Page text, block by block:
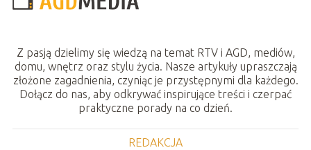
Z pasją dzielimy się wiedzą na temat RTV i AGD, mediów,
domu, wnętrz oraz stylu życia. Nasze artykuły upraszczają
złożone zagadnienia, czyniąc je przystępnymi dla każdego.
Dołącz do nas, aby odkrywać inspirujące treści i czerpać
praktyczne porady na co dzień.
REDAKCJA